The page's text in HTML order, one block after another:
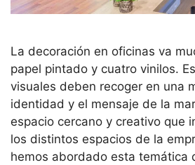
La decoración en oficinas va
papel pintado y cuatro vinilos.
visuales deben recoger en una
identidad y el mensaje de la
espacio cercano y creativo que
los distintos espacios de la
hemos abordado esta temática